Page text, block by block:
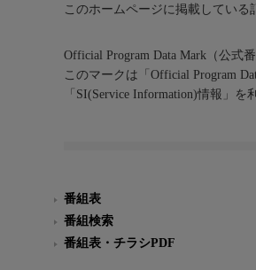
このホームページに掲載している
Official Program Data Mark（公式
このマークは「Official Program
「SI(Service Information)情報」
番組表
番組検索
番組表・チラシPDF